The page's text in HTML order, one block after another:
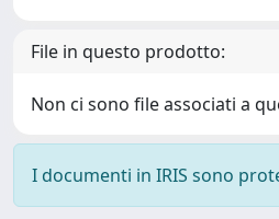
File in questo prodotto:
Non ci sono file associati a
I documenti in IRIS sono